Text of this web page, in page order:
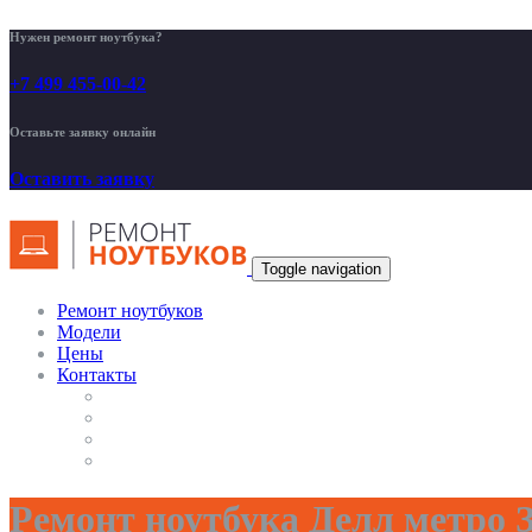
Нужен ремонт ноутбука?
+7 499 455-00-42
Оставьте заявку онлайн
Оставить заявку
Toggle navigation
Ремонт ноутбуков
Модели
Цены
Контакты
Ремонт ноутбука Делл метро